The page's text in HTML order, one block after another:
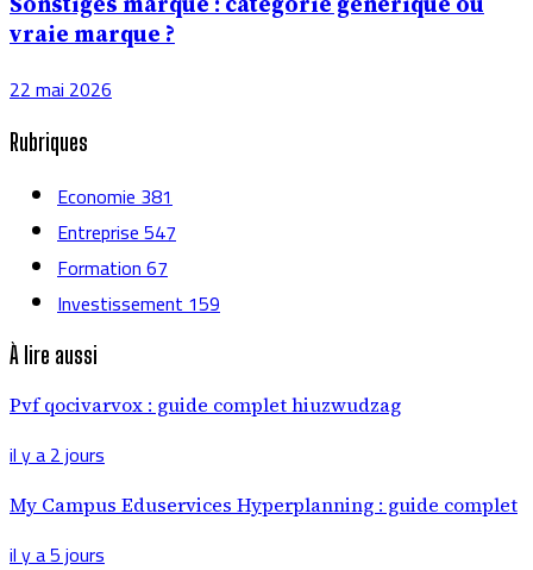
vraie marque ?
22 mai 2026
Rubriques
Economie381
Entreprise547
Formation67
Investissement159
À lire aussi
Pvf qocivarvox : guide complet hiuzwudzag
il y a 2 jours
My Campus Eduservices Hyperplanning : guide complet
il y a 5 jours